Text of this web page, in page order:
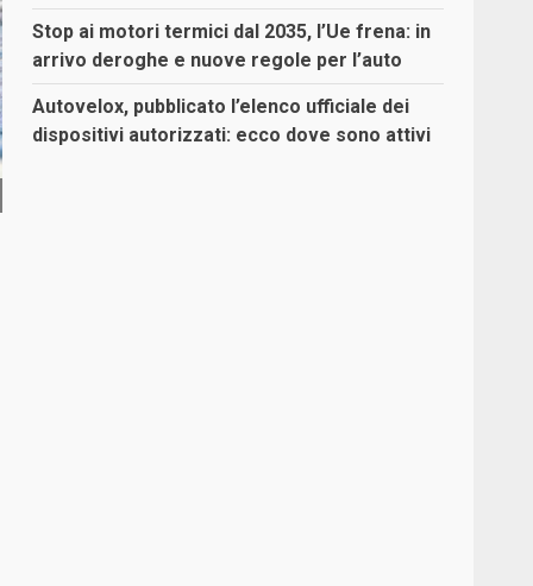
Stop ai motori termici dal 2035, l’Ue frena: in
arrivo deroghe e nuove regole per l’auto
Autovelox, pubblicato l’elenco ufficiale dei
dispositivi autorizzati: ecco dove sono attivi